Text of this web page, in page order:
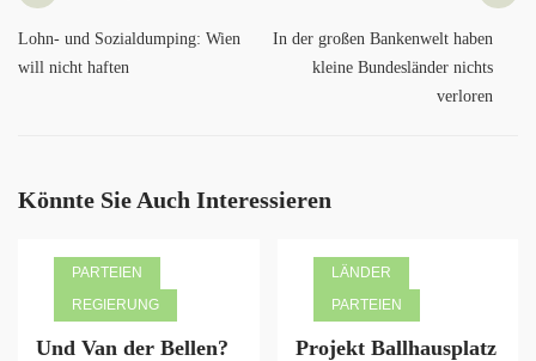
Lohn- und Sozialdumping: Wien
will nicht haften
In der großen Bankenwelt haben
kleine Bundesländer nichts
verloren
Könnte Sie Auch Interessieren
PARTEIEN
REGIERUNG
Und Van der Bellen?
LÄNDER
PARTEIEN
Projekt Ballhausplatz